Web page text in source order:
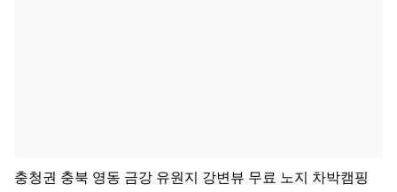
충청권 충북 영동 금강 유원지 강변뷰 무료 노지 차박캠핑